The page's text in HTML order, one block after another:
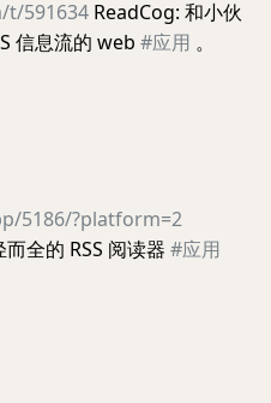
t/591634 ReadCog: 和小伙
信息流的 web #应用 。
5186/?platform=2
全的 RSS 阅读器 #应用